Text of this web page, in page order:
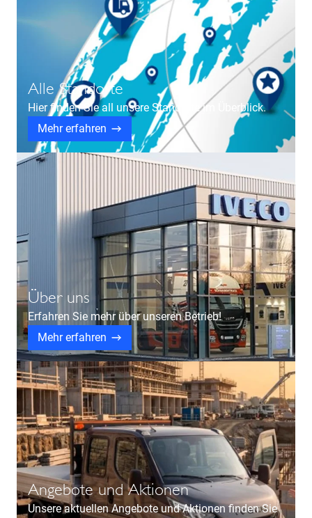
Alle Standorte
Hier finden Sie all unsere Standorte im Überblick.
Mehr erfahren
Über uns
Erfahren Sie mehr über unseren Betrieb!
Mehr erfahren
Angebote und Aktionen
Unsere aktuellen Angebote und Aktionen finden Sie